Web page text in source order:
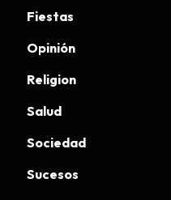
Fiestas
Opinión
Religion
Salud
Sociedad
Sucesos